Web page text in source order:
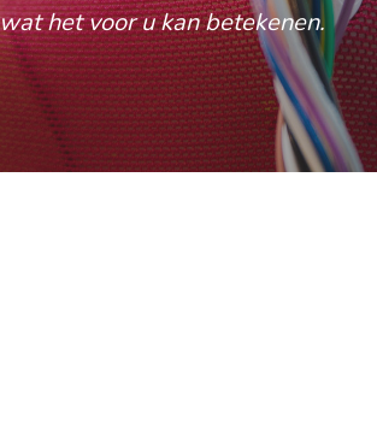
het voor u kan betekenen.